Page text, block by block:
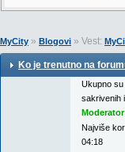
MyCity » Blogovi » Vest:
Ko je trenutno na
Ukupno su
Moderator
Najviše
04:18